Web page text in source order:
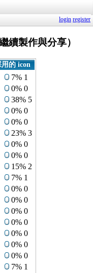
login register
續製作與分享）
的 icon
7% 1
0% 0
38% 5
0% 0
0% 0
23% 3
0% 0
0% 0
15% 2
7% 1
0% 0
0% 0
0% 0
0% 0
0% 0
0% 0
0% 0
7% 1